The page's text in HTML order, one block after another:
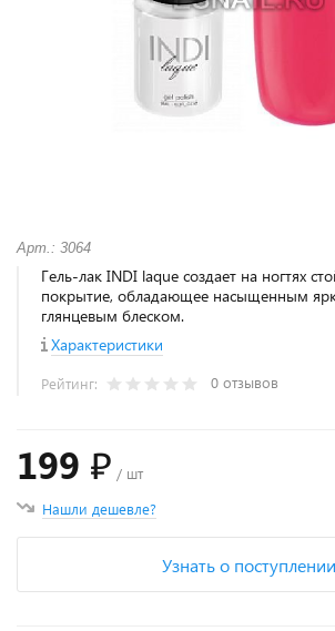
Арт.: 3064
Гель-лак INDI laque создает на ногтях
покрытие, обладающее насыщенным
глянцевым блеском.
Характеристики
Рейтинг: 0 отзывов
199 ₽ / шт
Нашли дешевле?
Узнать о поступлении